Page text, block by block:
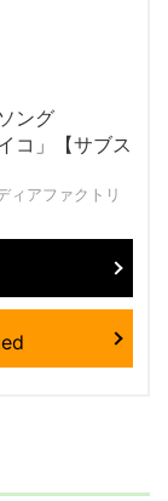
ング
コ」【サブス
ィアファクトリ